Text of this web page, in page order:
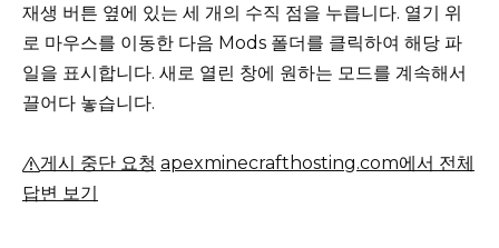
재생 버튼 옆에 있는 세 개의 수직 점을 누릅니다. 열기 위
로 마우스를 이동한 다음 Mods 폴더를 클릭하여 해당 파
일을 표시합니다. 새로 열린 창에 원하는 모드를 계속해서
끌어다 놓습니다.
게시 중단 요청 apexminecrafthosting.com에서 전체
답변 보기